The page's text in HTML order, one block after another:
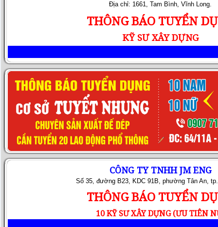
Địa chỉ: 1661, Tam Bình, Vĩnh Long.
THÔNG BÁO TUYỂN
KỸ SƯ XÂY DỰNG
CÔNG TY TNHH JM ENG
Số 35, đường B23, KDC 91B, phường Tân An,
THÔNG BÁO TUYỂN
10 KỸ SƯ XÂY DỰNG (ƯU TIÊN